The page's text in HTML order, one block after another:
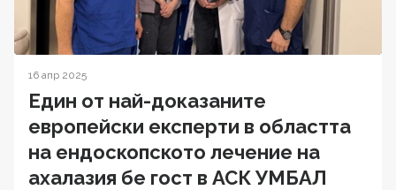
16 апр 2025
Един от най-доказаните
европейски експерти в областта
на ендоскопското лечение на
ахалазия бе гост в АСК УМБАЛ